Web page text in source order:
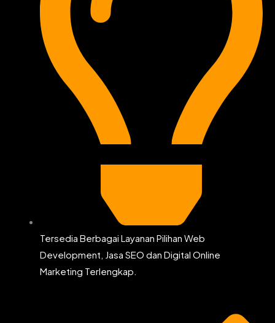
Tersedia Berbagai Layanan Pilihan Web
Development, Jasa SEO dan Digital Online
Marketing Terlengkap.